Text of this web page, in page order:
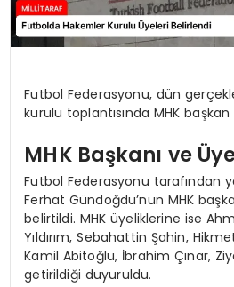
Futbol Federasyonu, dün
kurulu toplantısında MHK
MHK Başkanı ve
Futbol Federasyonu tarafından
Ferhat Gündoğdu’nun MHK
belirtildi. MHK üyeliklerine ise
Yıldırım, Sebahattin Şahin,
Kamil Abitoğlu, İbrahim Çınar,
getirildiği duyuruldu.